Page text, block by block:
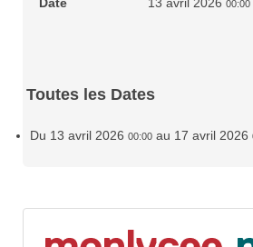
Date
13 avril 2026 00:00
Toutes les Dates
Du 13 avril 2026 00:00 au 17 avril 2026